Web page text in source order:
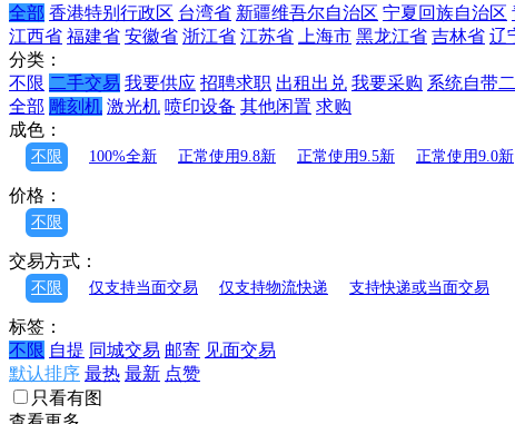
全部 香港特别行政区 台湾省 新疆维吾尔自治区 宁夏回族自治区
江西省 福建省 安徽省 浙江省 江苏省 上海市 黑龙江省 吉林省 辽
分类：
不限 二手交易 我要供应 招聘求职 出租出兑 我要采购 系统自带
全部 雕刻机 激光机 喷印设备 其他闲置 求购
成色：
不限 100%全新 正常使用9.8新 正常使用9.5新 正常使用9.0新
价格：
不限
交易方式：
不限 仅支持当面交易 仅支持物流快递 支持快递或当面交易
标签：
不限 自提 同城交易 邮寄 见面交易
默认排序 最热 最新 点赞
只看有图